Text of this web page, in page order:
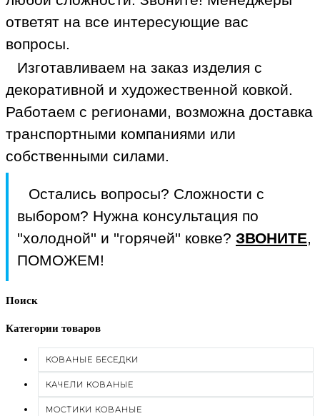
ответят на все интересующие вас
вопросы.
Изготавливаем на заказ изделия с
декоративной и художественной ковкой.
Работаем с регионами, возможна доставка
транспортными компаниями или
собственными силами.
Остались вопросы? Сложности с
выбором? Нужна консультация по
''холодной'' и ''горячей'' ковке? ЗВОНИТЕ,
ПОМОЖЕМ!
Поиск
Категории товаров
КОВАНЫЕ БЕСЕДКИ
КАЧЕЛИ КОВАНЫЕ
МОСТИКИ КОВАНЫЕ